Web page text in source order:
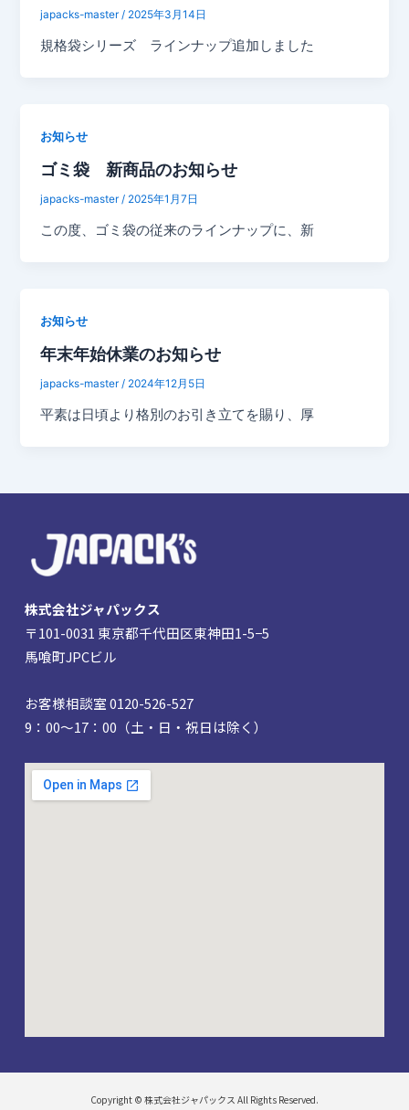
japacks-master/ 2025年3月14日
規格袋シリーズ ラインナップ追加しました
お知らせ
ゴミ袋 新商品のお知らせ
japacks-master/ 2025年1月7日
この度、ゴミ袋の従来のラインナップに、新
お知らせ
年末年始休業のお知らせ
japacks-master/ 2024年12月5日
平素は日頃より格別のお引き立てを賜り、厚
株式会社ジャパックス
〒101-0031 東京都千代田区東神田1-5−5
馬喰町JPCビル
お客様相談室 0120-526-527
9：00～17：00（土・日・祝日は除く）
Copyright © 株式会社ジャパックス All Rights Reserved.